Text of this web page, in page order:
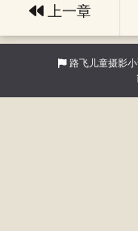
上一章
路飞儿童摄影小